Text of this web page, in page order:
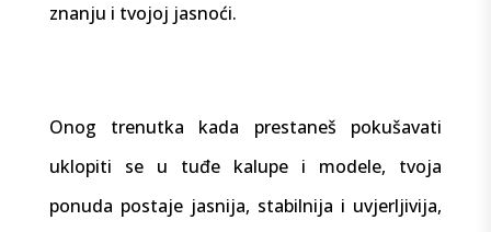
znanju i tvojoj jasnoći.
Onog trenutka kada prestaneš pokušavati
uklopiti se u tuđe kalupe i modele, tvoja
ponuda postaje jasnija, stabilnija i uvjerljivija,